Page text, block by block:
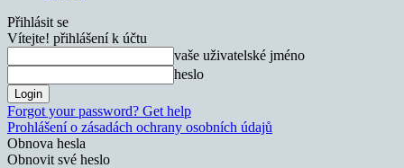
Přihlásit se
Vítejte! přihlášení k účtu
vaše uživatelské jméno
heslo
Forgot your password? Get help
Prohlášení o zásadách ochrany osobních údajů
Obnova hesla
Obnovit své heslo